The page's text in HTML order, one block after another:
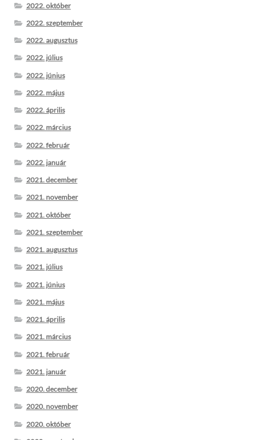
2022. október
2022. szeptember
2022. augusztus
2022. július
2022. június
2022. május
2022. április
2022. március
2022. február
2022. január
2021. december
2021. november
2021. október
2021. szeptember
2021. augusztus
2021. július
2021. június
2021. május
2021. április
2021. március
2021. február
2021. január
2020. december
2020. november
2020. október